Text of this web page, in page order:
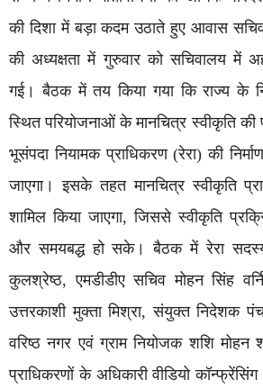
की दिशा में बड़ा कदम उठाते हुए आवास
की अध्यक्षता में गुरुवार को सचिवालय में
गई। बैठक में तय किया गया कि राज्य के
स्थित परियोजनाओं के मानचित्र स्वीकृति की
भूसंपदा नियामक प्राधिकरण (रेरा) की
जाएगा। इसके तहत मानचित्र स्वीकृति
शामिल किया जाएगा, जिससे स्वीकृति
और समयबद्ध हो सके। बैठक में रेरा
कुलश्रेष्ठ, एमडीडीए सचिव मोहन सिंह
उत्तरकाशी मुक्ता मिश्रा, संयुक्त निदेशक
वरिष्ठ नगर एवं ग्राम नियोजक शशि मोहन
प्राधिकरणों के अधिकारी वीडियो